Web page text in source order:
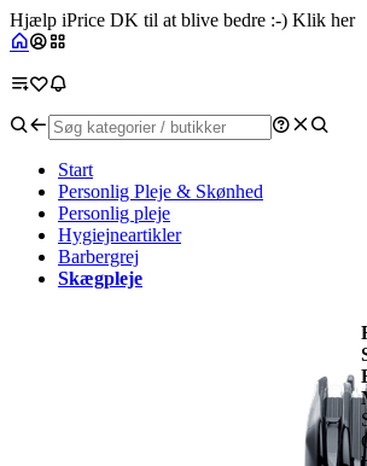
Hjælp iPrice DK til at blive bedre :-) Klik her
Start
Personlig Pleje & Skønhed
Personlig pleje
Hygiejneartikler
Barbergrej
Skægpleje